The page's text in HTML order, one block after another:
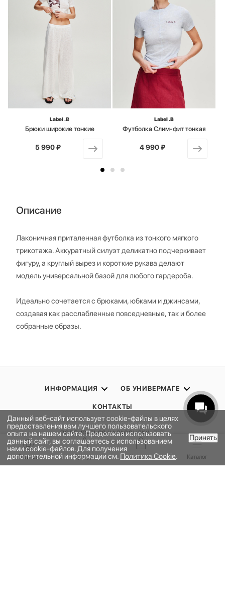
В КОРЗИНУ
Label .B
Брюки широкие тонкие
от
5 990 ₽
Label .B
Футболка Слим-фит тонкая
от
4 990 ₽
Описание
Лаконичная приталенная футболка из тонкого мягкого
трикотажа. Аккуратный силуэт деликатно подчеркивает
фигуру, а круглый вырез и короткие рукава делают
модель универсальной базой для любого гардероба.
Идеально сочетается с брюками, юбками и джинсами,
создавая как расслабленные повседневные, так и более
собранные образы.
ИНФОРМАЦИЯ ОБ УНИВЕРМАГЕ
КОНТАКТЫ
ПОДПИСАТЬСЯ НА РАССЫЛКУ
ПОЛИТИКА КОНФИДЕНЦИАЛЬНОСТИ
Данный веб-сайт использует cookie-файлы в целях
предоставления вам лучшего пользовательского
опыта на нашем сайте. Продолжая использовать
данный сайт, вы соглашаетесь с использованием
нами cookie-файлов. Для получения
дополнительной информации см. Политика Cookie.
Принять
Главная Бренды Корзина Каталог